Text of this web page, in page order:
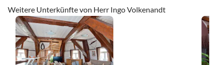
Weitere Unterkünfte von Herr Ingo Volkenandt